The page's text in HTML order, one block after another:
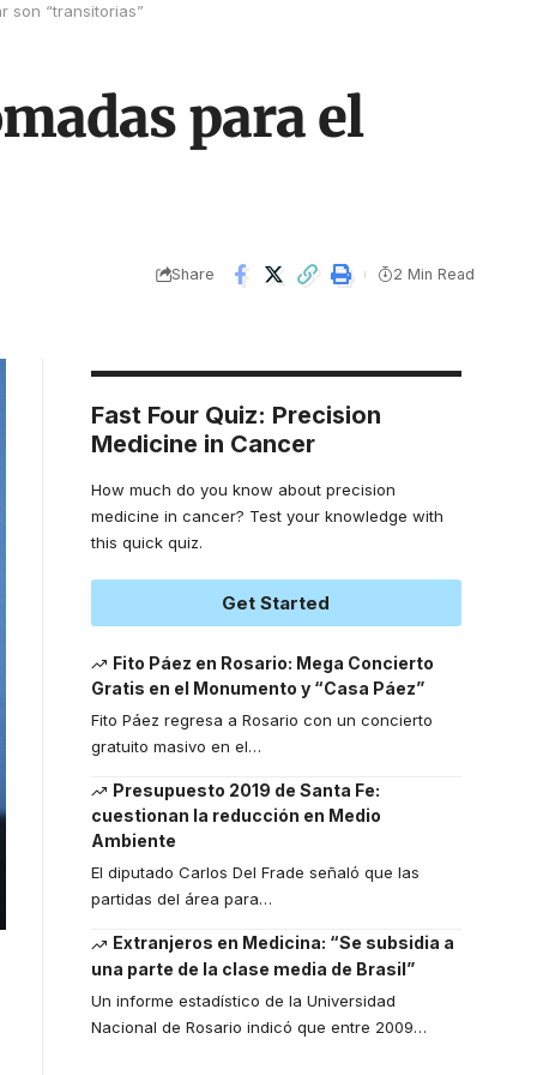
son “transitorias”
para el
Share 2 Min Read
Fast Four Quiz: Precision
Medicine in Cancer
How much do you know about precision
medicine in cancer? Test your knowledge with
this quick quiz.
Get Started
Fito Páez en Rosario: Mega Concierto
Gratis en el Monumento y “Casa Páez”
Fito Páez regresa a Rosario con un concierto
gratuito masivo en el…
Presupuesto 2019 de Santa Fe:
cuestionan la reducción en Medio
Ambiente
El diputado Carlos Del Frade señaló que las
partidas del área para…
Extranjeros en Medicina: “Se subsidia a
una parte de la clase media de Brasil”
Un informe estadístico de la Universidad
Nacional de Rosario indicó que entre 2009…